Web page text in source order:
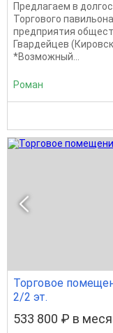
Предлагаем в
Торгового
предприятия
Гвардейцев
*Возможный...
Роман
Торговое
2/2 эт.
533 800 ₽ в